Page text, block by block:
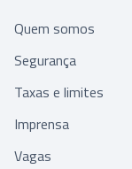
Quem somos
Segurança
Taxas e limites
Imprensa
Vagas